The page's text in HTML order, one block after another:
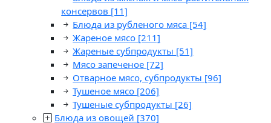
консервов [11]
Блюда из рубленого мяса [54]
Жареное мясо [211]
Жареные субпродукты [51]
Мясо запеченое [72]
Отварное мясо, субпродукты [96]
Тушеное мясо [206]
Тушеные субпродукты [26]
Блюда из овощей [370]